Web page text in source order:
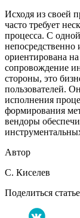
Исходя из своей
часто требует
процесса. С
непосредственно
ориентирована
сопровождение
стороны, это
пользователей.
исполнения
формирования
вендоры
Автор
C. Киселев
Поделиться